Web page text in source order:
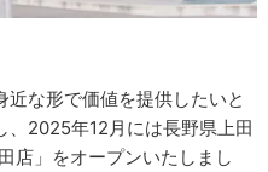
な形で価値を提供したいと
、2025年12月には長野県上田
店」をオープンいたしまし